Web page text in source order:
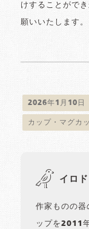
けすることがで
願いいたします。
2026年1月10日
カップ・マグカ
イロ
作家ものの器
ップを2011